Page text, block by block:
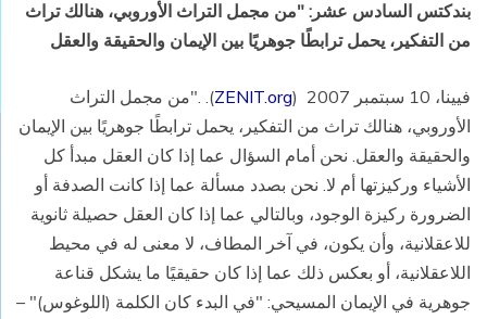
بندكتس السادس عشر: "من مجمل التراث الأوروبي، هنالك تراث
من التفكير، يحمل ترابطًا جوهريًا بين الإيمان والحقيقة والعقل
فيينا، 10 سبتمبر 2007 ( ZENIT.org). ."من مجمل التراث
الأوروبي، هنالك تراث من التفكير، يحمل ترابطًا جوهريًا بين الإيمان
والحقيقة والعقل. نحن أمام السؤال عما إذا كان العقل مبدأ كل
الأشياء وركيزتها أم لا. نحن بصدد مسألة عما إذا كانت الصدفة أو
الضرورة ركيزة الوجود، وبالتالي عما إذا كان العقل حصيلة ثانوية
للاعقلانية، وأن يكون، في آخر المطاف، لا معنى له في محيط
اللاعقلانية، أو بعكس ذلك عما إذا كان حقيقيًا ما يشكل قناعة
جوهرية في الإيمان المسيحي: "في البدء كان الكلمة (اللوغوس)" –